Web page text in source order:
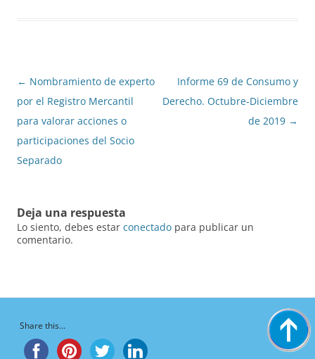
Navegación
de
entradas
← Nombramiento de experto
por el Registro Mercantil
para valorar acciones o
participaciones del Socio
Separado
Informe 69 de Consumo y
Derecho. Octubre-Diciembre
de 2019 →
Deja una respuesta
Lo siento, debes estar conectado para publicar un
comentario.
Share this...